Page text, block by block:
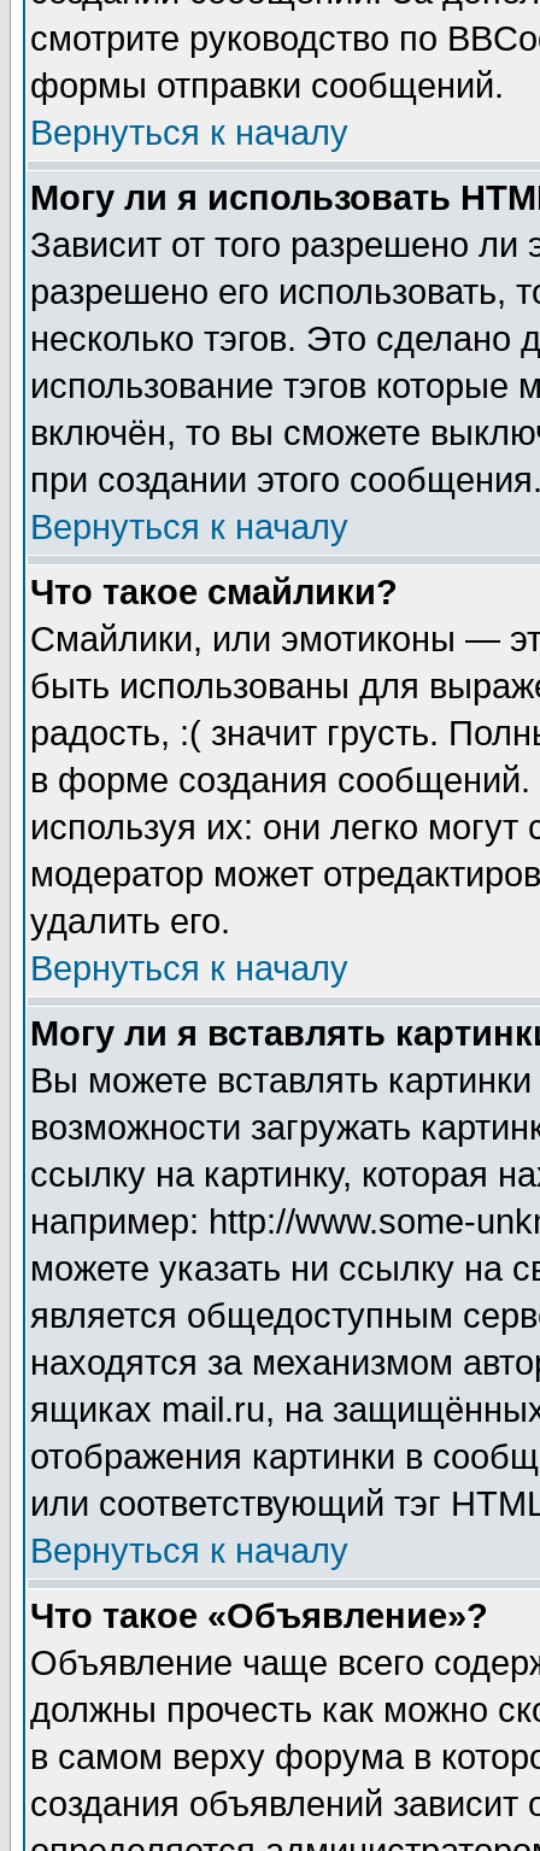
смотрите руководство по
формы отправки сообщений.
Вернуться к началу
Могу ли я использовать
Зависит от того разрешено
разрешено его использовать,
несколько тэгов. Это сделано
использование тэгов
включён, то вы сможете
при создании этого
Вернуться к началу
Что такое смайлики?
Смайлики, или эмотиконы —
быть использованы для
радость, :( значит грусть.
в форме создания сообщений.
используя их: они легко
модератор может
удалить его.
Вернуться к началу
Могу ли я вставлять
Вы можете вставлять
возможности загружать
ссылку на картинку, которая
например: http://www.some-
можете указать ни ссылку на
является общедоступным
находятся за механизмом
ящиках mail.ru, на
отображения картинки в
или соответствующий тэг
Вернуться к началу
Что такое «Объявление»?
Объявление чаще всего
должны прочесть как можно
в самом верху форума в
создания объявлений зависит